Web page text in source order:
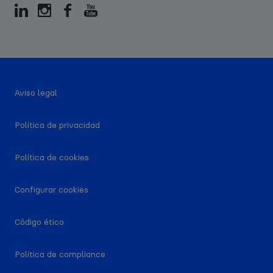
diferentes empresas de un mismo sector, simulaciones de
decisiones de inversión y análisis de escenarios, fomentando
Aviso legal
Política de privacidad
Política de cookies
Configurar cookies
Código ético
Política de compliance